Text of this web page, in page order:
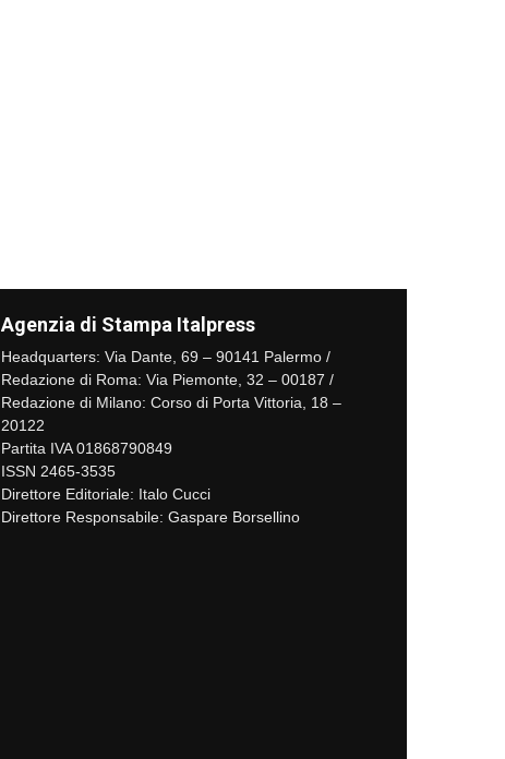
Agenzia di Stampa Italpress
Headquarters: Via Dante, 69 – 90141 Palermo /
Redazione di Roma: Via Piemonte, 32 – 00187 /
Redazione di Milano: Corso di Porta Vittoria, 18 –
20122
Partita IVA 01868790849
ISSN 2465-3535
Direttore Editoriale: Italo Cucci
Direttore Responsabile: Gaspare Borsellino